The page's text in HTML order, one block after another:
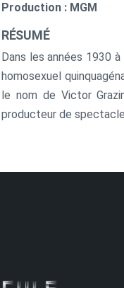
Production : MGM
RÉSUMÉ
Dans les années 1930
homosexuel
le nom de Victor
producteur de